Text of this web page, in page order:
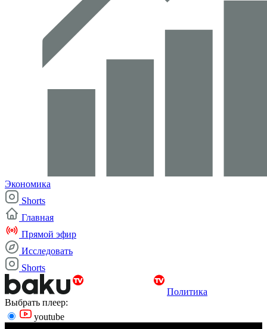
Экономика
Shorts
Главная
Прямой эфир
Исследовать
Shorts
Политика
Выбрать плеер:
youtube